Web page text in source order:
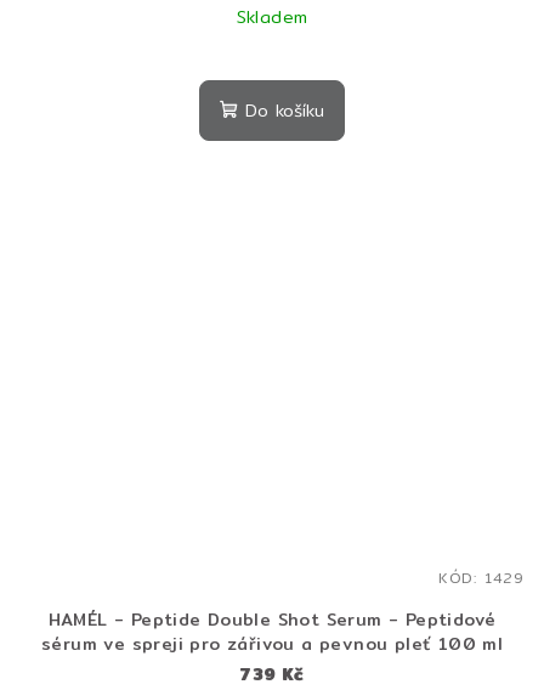
Skladem
Do košíku
HAMÉL - Peptide Double Shot Serum - Peptidové
sérum ve spreji pro zářivou a pevnou pleť 100 ml
739 Kč
KÓD: 1429